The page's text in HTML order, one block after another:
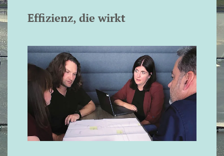
Effizienz, die wirkt